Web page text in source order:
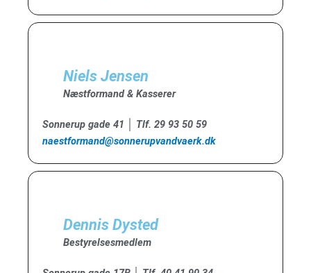
Niels Jensen
Næstformand & Kasserer
Sonnerup gade 41 │ Tlf. 29 93 50 59
naestformand@sonnerupvandvaerk.dk
Dennis Dysted
Bestyrelsesmedlem